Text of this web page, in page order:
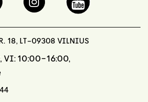
18, LT-09308 VILNIUS
10:00-16:00,